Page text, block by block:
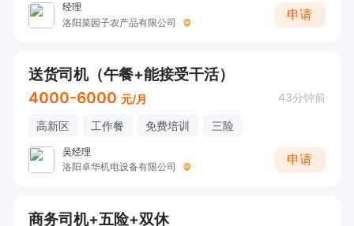
经理
洛阳菜园子农产品有限公司
申请
送货司机（午餐+能接受干活）
4000-6000 元/月 43分钟前
高新区 工作餐 免费培训 三险
吴经理
洛阳卓华机电设备有限公司
申请
商务司机+五险+双休